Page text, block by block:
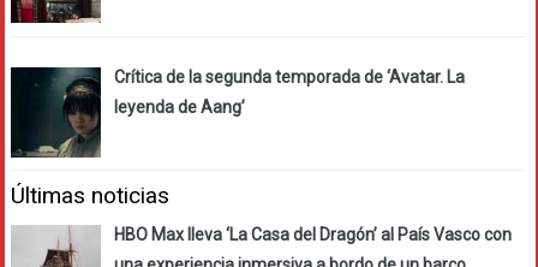
Crítica de la segunda temporada de ‘Avatar. La
leyenda de Aang’
Últimas noticias
HBO Max lleva ‘La Casa del Dragón’ al País Vasco con